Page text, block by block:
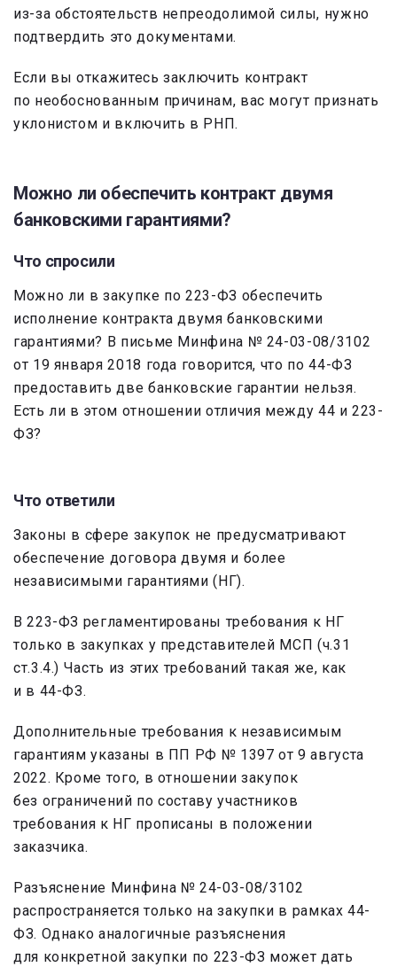
из-за обстоятельств непреодолимой силы, нужно
подтвердить это документами.
Если вы откажитесь заключить контракт
по необоснованным причинам, вас могут признать
уклонистом и включить в РНП.
Можно ли обеспечить контракт двумя
банковскими гарантиями?
Что спросили
Можно ли в закупке по 223-ФЗ обеспечить
исполнение контракта двумя банковскими
гарантиями? В письме Минфина № 24-03-08/3102
от 19 января 2018 года говорится, что по 44-ФЗ
предоставить две банковские гарантии нельзя.
Есть ли в этом отношении отличия между 44 и 223-
ФЗ?
Что ответили
Законы в сфере закупок не предусматривают
обеспечение договора двумя и более
независимыми гарантиями (НГ).
В 223-ФЗ регламентированы требования к НГ
только в закупках у представителей МСП (ч.31
ст.3.4.) Часть из этих требований такая же, как
и в 44-ФЗ.
Дополнительные требования к независимым
гарантиям указаны в ПП РФ № 1397 от 9 августа
2022. Кроме того, в отношении закупок
без ограничений по составу участников
требования к НГ прописаны в положении
заказчика.
Разъяснение Минфина № 24-03-08/3102
распространяется только на закупки в рамках 44-
ФЗ. Однако аналогичные разъяснения
для конкретной закупки по 223-ФЗ может дать